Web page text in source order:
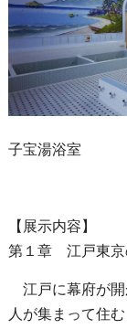
子宝湯浴室
【展示内容】
第１章 江戸東京
江戸に幕府が開
人が集まって住